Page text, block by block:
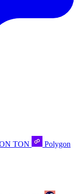
TON
Polygon